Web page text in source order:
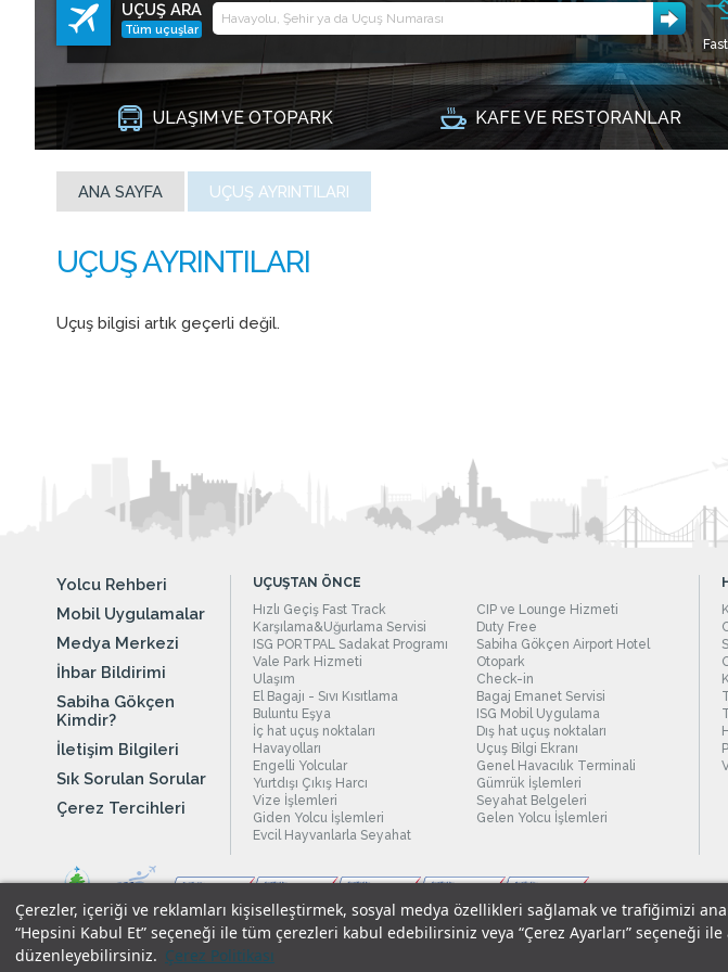
Çerezler, içeriği ve reklamları kişiselleştirmek, sosyal medya özellikleri sağlamak ve trafiğimizi
“Hepsini Kabul Et” seçeneği ile tüm çerezleri kabul edebilirsiniz veya “Çerez Ayarları” seçeneği ile
düzenleyebilirsiniz. Çerez Politikası
UÇUŞ ARA
Tüm uçuşlar
ULAŞIM VE OTOPARK KAFE VE RESTORANLAR
ANA SAYFA UÇUŞ AYRINTILARI
Uçuş bilgisi artık geçerli değil.
Yolcu Rehberi
Mobil Uygulamalar
Medya Merkezi
İhbar Bildirimi
Sabiha Gökçen
Kimdir?
İletişim Bilgileri
Sık Sorulan Sorular
Çerez Tercihleri
UÇUŞTAN ÖNCE
Hızlı Geçiş Fast Track
CIP ve Lounge Hizmeti
Karşılama&Uğurlama Servisi
Duty Free
ISG PORTPAL Sadakat Programı
Sabiha Gökçen Airport Hotel
Vale Park Hizmeti
Otopark
Ulaşım
Check-in
El Bagajı - Sıvı Kısıtlama
Bagaj Emanet Servisi
Buluntu Eşya
ISG Mobil Uygulama
İç hat uçuş noktaları
Dış hat uçuş noktaları
Havayolları
Uçuş Bilgi Ekranı
Engelli Yolcular
Genel Havacılık Terminali
Yurtdışı Çıkış Harcı
Gümrük İşlemleri
Vize İşlemleri
Seyahat Belgeleri
Giden Yolcu İşlemleri
Gelen Yolcu İşlemleri
Evcil Hayvanlarla Seyahat
Yasal Uyarılar Çerez Politikamız